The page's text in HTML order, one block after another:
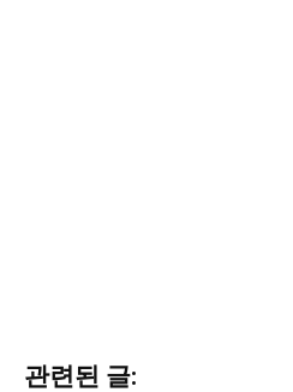
관련된 글: